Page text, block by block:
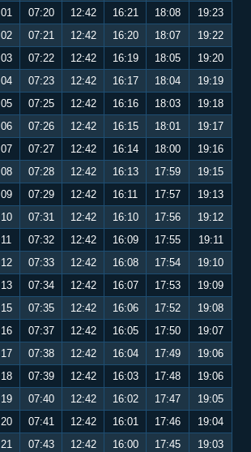
07:20 12:42 16:21 18:08
19:23
07:21 12:42 16:20 18:07
19:22
07:22 12:42 16:19 18:05
19:20
07:23 12:42 16:17 18:04
19:19
07:25 12:42 16:16 18:03
19:18
07:26 12:42 16:15 18:01
19:17
07:27 12:42 16:14 18:00
19:16
07:28 12:42 16:13 17:59
19:15
07:29 12:42 16:11 17:57
19:13
07:31 12:42 16:10 17:56
19:12
07:32 12:42 16:09 17:55
19:11
07:33 12:42 16:08 17:54
19:10
07:34 12:42 16:07 17:53
19:09
07:35 12:42 16:06 17:52
19:08
07:37 12:42 16:05 17:50
19:07
07:38 12:42 16:04 17:49
19:06
07:39 12:42 16:03 17:48
19:06
07:40 12:42 16:02 17:47
19:05
07:41 12:42 16:01 17:46
19:04
07:43 12:42 16:00 17:45
19:03